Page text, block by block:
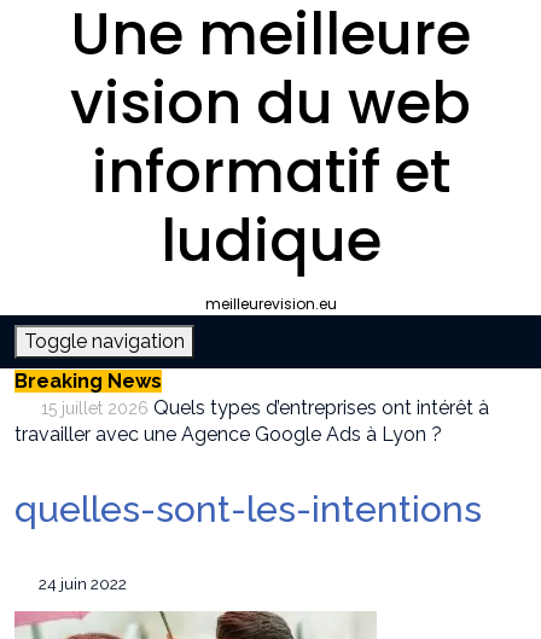
Une meilleure
vision du web
informatif et
ludique
meilleurevision.eu
Toggle navigation
Breaking News
15 juillet 2026 Quels types d’entreprises ont intérêt à
travailler avec une Agence Google Ads à Lyon ?
12 juin 2026 Survivalisme boutique : où acheter son
conférencier idéal pour votre convention annuelle
14 avril 2026 SEO Google Maps Paris : 4 éléments clés
quelles-sont-les-intentions
24 juin 2022